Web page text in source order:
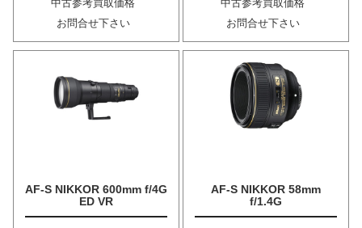
中古参考買取価格
お問合せ下さい
中古参考買取価格
お問合せ下さい
AF-S NIKKOR 600mm f/4G
ED VR
AF-S NIKKOR 58mm
f/1.4G